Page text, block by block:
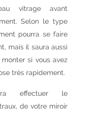
vitrage avant
Selon le type
pourra se faire
mais il saura aussi
si vous avez
très rapidement.
effectuer le
de votre miroir